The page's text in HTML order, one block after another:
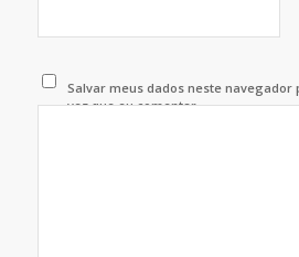
Salvar meus dados neste navegador
vez que eu comentar.